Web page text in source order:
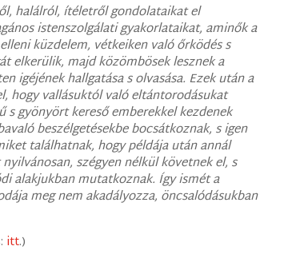
halálról, ítéletről gondolataikat el
istenszolgálati gyakorlataikat, aminők a
küzdelem, vétkeiken való őrködés s
elkerülik, majd közömbösek lesznek a
igéjének hallgatása s olvasása. Ezek után a
hogy vallásuktól való eltántorodásukat
s gyönyört kereső emberekkel kezdenek
beszélgetésekbe bocsátkoznak, s igen
találhatnak, hogy példája után annál
szégyen nélkül követnek el, s
alakjukban mutatkoznak. Így ismét a
meg nem akadályozza, öncsalódásukban
itt.)